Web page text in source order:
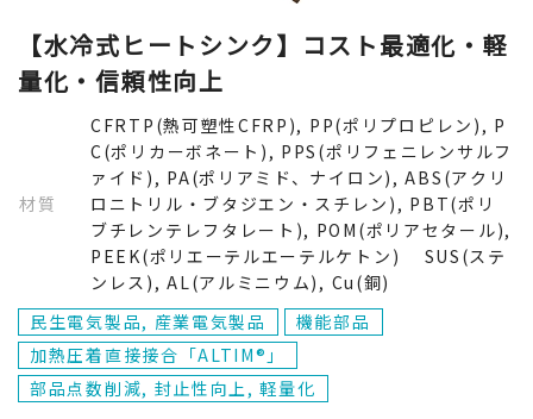
【水冷式ヒートシンク】コスト最適化・軽
量化・信頼性向上
材質
CFRTP(熱可塑性CFRP), PP(ポリプロピレン), P
C(ポリカーボネート), PPS(ポリフェニレンサルフ
ァイド), PA(ポリアミド、ナイロン), ABS(アクリ
ロニトリル・ブタジエン・スチレン), PBT(ポリ
ブチレンテレフタレート), POM(ポリアセタール),
PEEK(ポリエーテルエーテルケトン) SUS(ステ
ンレス), AL(アルミニウム), Cu(銅)
民生電気製品, 産業電気製品
機能部品
加熱圧着直接接合「ALTIM®」
部品点数削減, 封止性向上, 軽量化